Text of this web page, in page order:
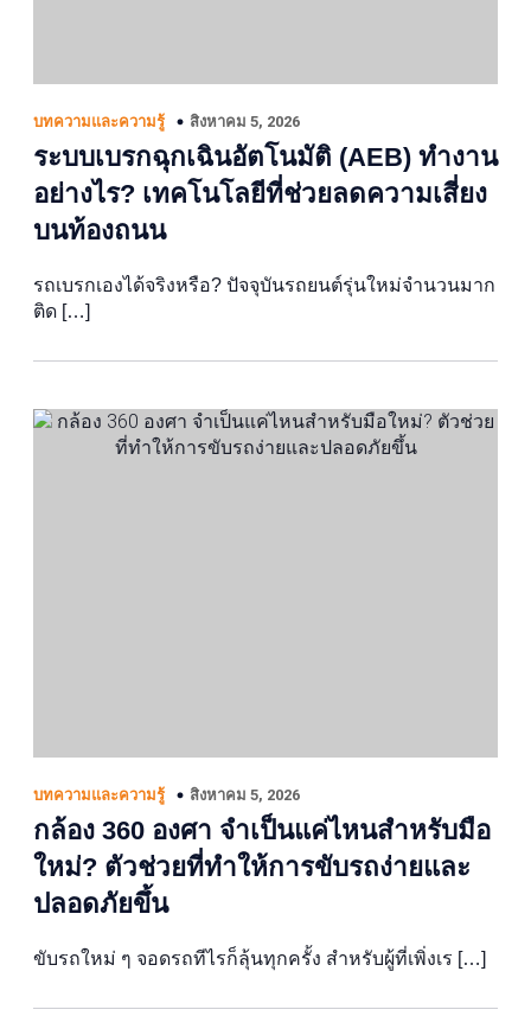
บทความและความรู้ สิงหาคม 5, 2026
ระบบเบรกฉุกเฉินอัตโนมัติ (AEB) ทำงาน
อย่างไร? เทคโนโลยีที่ช่วยลดความเสี่ยง
บนท้องถนน
รถเบรกเองได้จริงหรือ? ปัจจุบันรถยนต์รุ่นใหม่จำนวนมาก
ติด […]
บทความและความรู้ สิงหาคม 5, 2026
กล้อง 360 องศา จำเป็นแค่ไหนสำหรับมือ
ใหม่? ตัวช่วยที่ทำให้การขับรถง่ายและ
ปลอดภัยขึ้น
ขับรถใหม่ ๆ จอดรถทีไรก็ลุ้นทุกครั้ง สำหรับผู้ที่เพิ่งเร […]